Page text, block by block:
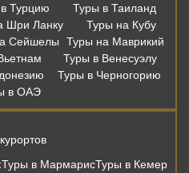
Турцию
Туры в Таиланд
Шри Ланку
Туры на Кубу
Сейшелы
Туры на Маврикий
Туры в Венесуэлу
Туры в Черногорию
в ОАЭ
Туры в МармарисТуры в Кемер